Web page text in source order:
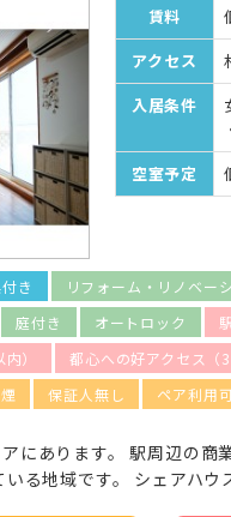
賃料
アクセス
入居条件
空室予定
き リフォーム・リノベー
庭付き オートロック
）
都心への好アクセス（
保証人無し ペア利用
にあります。 駅周辺の
いる地域です。 シェアハ